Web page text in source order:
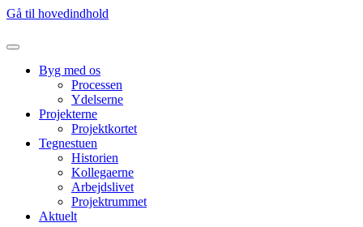
Gå til hovedindhold
Byg med os
Processen
Ydelserne
Projekterne
Projektkortet
Tegnestuen
Historien
Kollegaerne
Arbejdslivet
Projektrummet
Aktuelt